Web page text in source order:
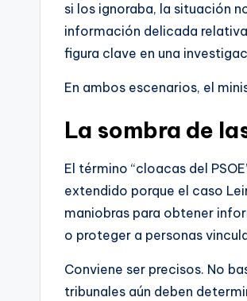
si los ignoraba, la situación
información delicada
figura clave en una
En ambos escenarios, el
La sombra de
El término “cloacas del
extendido porque el caso
maniobras para obtener
o proteger a personas
Conviene ser precisos. No
tribunales aún deben